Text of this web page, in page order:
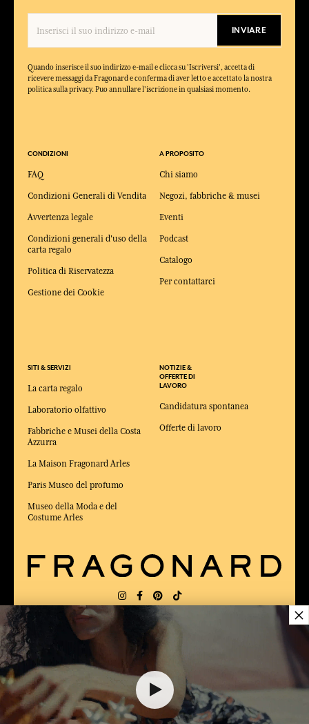
44,00 €
INVIARE
Quando inserisce il suo indirizzo e-mail e clicca su 'Iscriversi', accetta di
ricevere messaggi da Fragonard e conferma di aver letto e accettato la nostra
politica sulla privacy. Puo annullare l'iscrizione in qualsiasi momento.
CONDIZIONI
FAQ
Condizioni Generali di Vendita
Avvertenza legale
Condizioni generali d'uso della
carta regalo
Politica di Riservatezza
Gestione dei Cookie
SITI & SERVIZI
La carta regalo
Laboratorio olfattivo
Fabbriche e Musei della Costa
Azzurra
La Maison Fragonard Arles
Paris Museo del profumo
Museo della Moda e del
Costume Arles
A PROPOSITO
Chi siamo
Negozi, fabbriche & musei
Eventi
Podcast
Catalogo
Per contattarci
NOTIZIE &
OFFERTE DI
LAVORO
Candidatura spontanea
Offerte di lavoro
FR
×